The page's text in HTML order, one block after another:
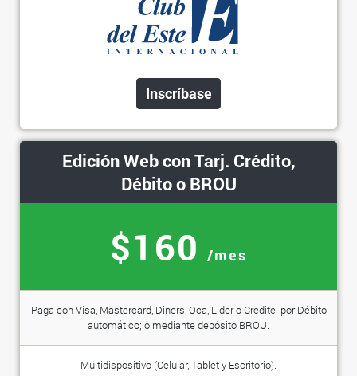
Inscríbase
Edición Web con Tarj. Crédito,
Débito o BROU
$160 /mes
Paga con Visa, Mastercard, Diners, Oca, Lider o Creditel por Débito
automático; o mediante depósito BROU.
Multidispositivo (Celular, Tablet y Escritorio).